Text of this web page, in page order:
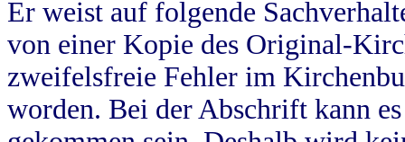
Er weist auf folgende
von einer Kopie des Original-
zweifelsfreie Fehler im
worden. Bei der Abschrift kann